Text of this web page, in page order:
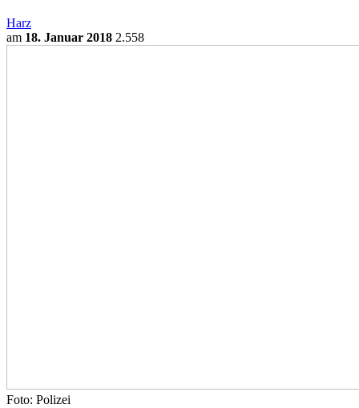
Harz
am 18. Januar 2018 2.558
Foto: Polizei